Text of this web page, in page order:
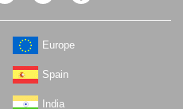
Europe
Spain
India